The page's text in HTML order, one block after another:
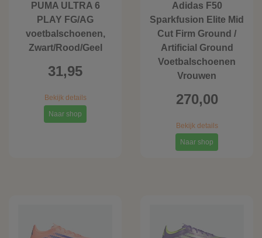
PUMA ULTRA 6
PLAY FG/AG
voetbalschoenen,
Zwart/Rood/Geel
31,95
Bekijk details
Naar shop
Adidas F50
Sparkfusion Elite Mid
Cut Firm Ground /
Artificial Ground
Voetbalschoenen
Vrouwen
270,00
Bekijk details
Naar shop